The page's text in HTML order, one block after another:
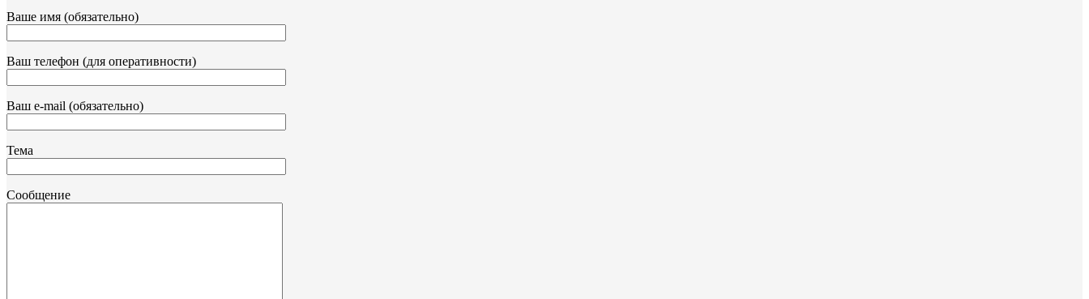
Ваше имя (обязательно)
Ваш телефон (для оперативности)
Ваш e-mail (обязательно)
Тема
Сообщение